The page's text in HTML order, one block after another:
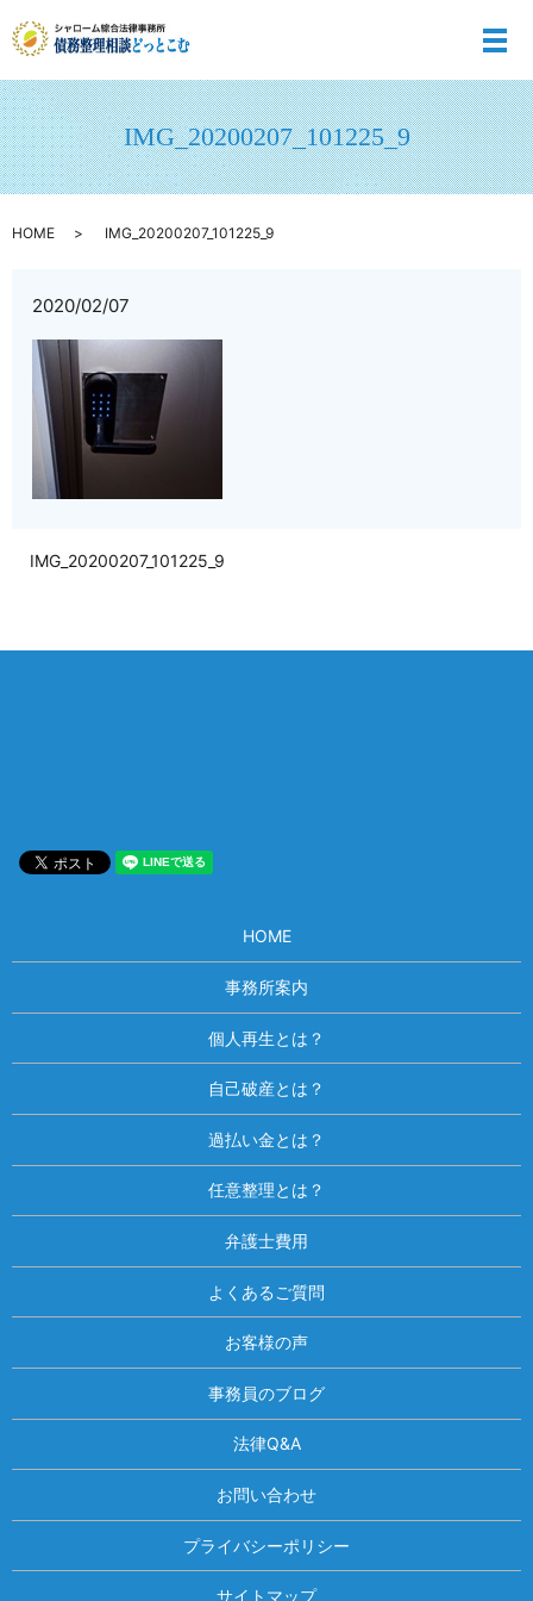
メ
IMG_20200207_101225_9
HOME IMG_20200207_101225_9
2020/02/07
IMG_20200207_101225_9
HOME
事務所案内
個人再生とは？
自己破産とは？
過払い金とは？
任意整理とは？
弁護士費用
よくあるご質問
お客様の声
事務員のブログ
法律Q&A
お問い合わせ
プライバシーポリシー
サイトマップ